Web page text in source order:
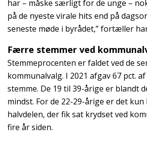
har – måske særligt for de unge –
på de nyeste virale hits end på
seneste møde i byrådet,” fortæller
Færre stemmer ved
Stemmeprocenten er faldet ved de
kommunalvalg. I 2021 afgav 67 pct.
stemme. De 19 til 39-årige er blandt
mindst. For de 22-29-årige er det
halvdelen, der fik sat krydset ved
fire år siden.